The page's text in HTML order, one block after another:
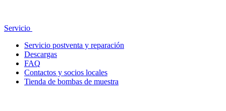
Servicio
Servicio postventa y reparación
Descargas
FAQ
Contactos y socios locales
Tienda de bombas de muestra